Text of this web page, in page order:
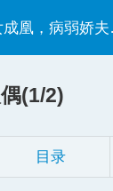
嫡
(1/2)
目录